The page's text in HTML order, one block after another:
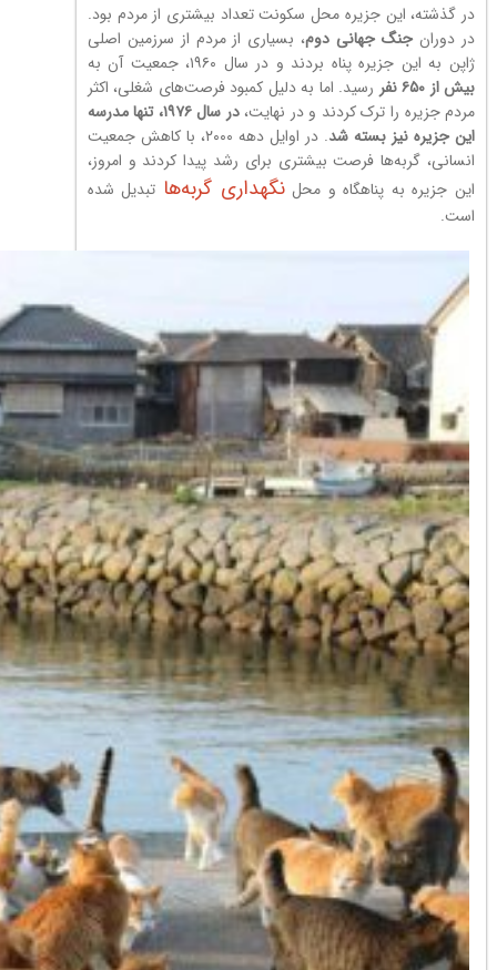
در گذشته، این جزیره محل سکونت تعداد بیشتری از مردم بود.
در دورانجنگ جهانی دوم، بسیاری از مردم از سرزمین اصلی
ژاپن به این جزیره پناه بردند و در سال ۱۹۶۰، جمعیت آن به
بیش از ۶۵۰ نفر
رسید. اما به دلیل کمبود فرصت‌های شغلی، اکثر
مردم جزیره را ترک کردند و در نهایت،
در سال ۱۹۷۶، تنها مدرسه
این جزیره نیز بسته شد
. در اوایل دهه ۲۰۰۰، با کاهش جمعیت
انسانی، گربه‌ها فرصت بیشتری برای رشد پیدا کردند و امروز،
این جزیره به پناهگاه و محلنگهداری گربه‌ها تبدیل شده
است.